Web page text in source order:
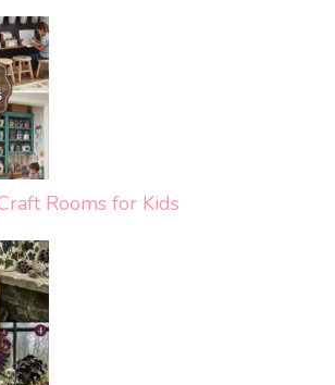
Rooms for Kids